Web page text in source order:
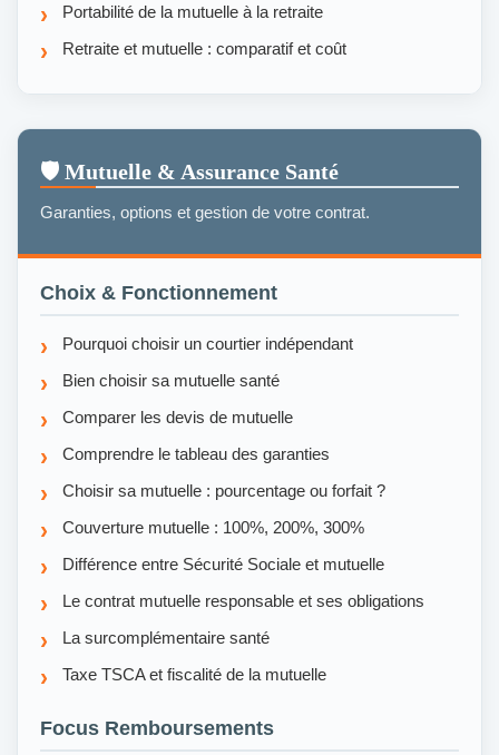
Portabilité de la mutuelle à la retraite
Retraite et mutuelle : comparatif et coût
🛡️ Mutuelle & Assurance Santé
Garanties, options et gestion de votre contrat.
Choix & Fonctionnement
Pourquoi choisir un courtier indépendant
Bien choisir sa mutuelle santé
Comparer les devis de mutuelle
Comprendre le tableau des garanties
Choisir sa mutuelle : pourcentage ou forfait ?
Couverture mutuelle : 100%, 200%, 300%
Différence entre Sécurité Sociale et mutuelle
Le contrat mutuelle responsable et ses obligations
La surcomplémentaire santé
Taxe TSCA et fiscalité de la mutuelle
Focus Remboursements